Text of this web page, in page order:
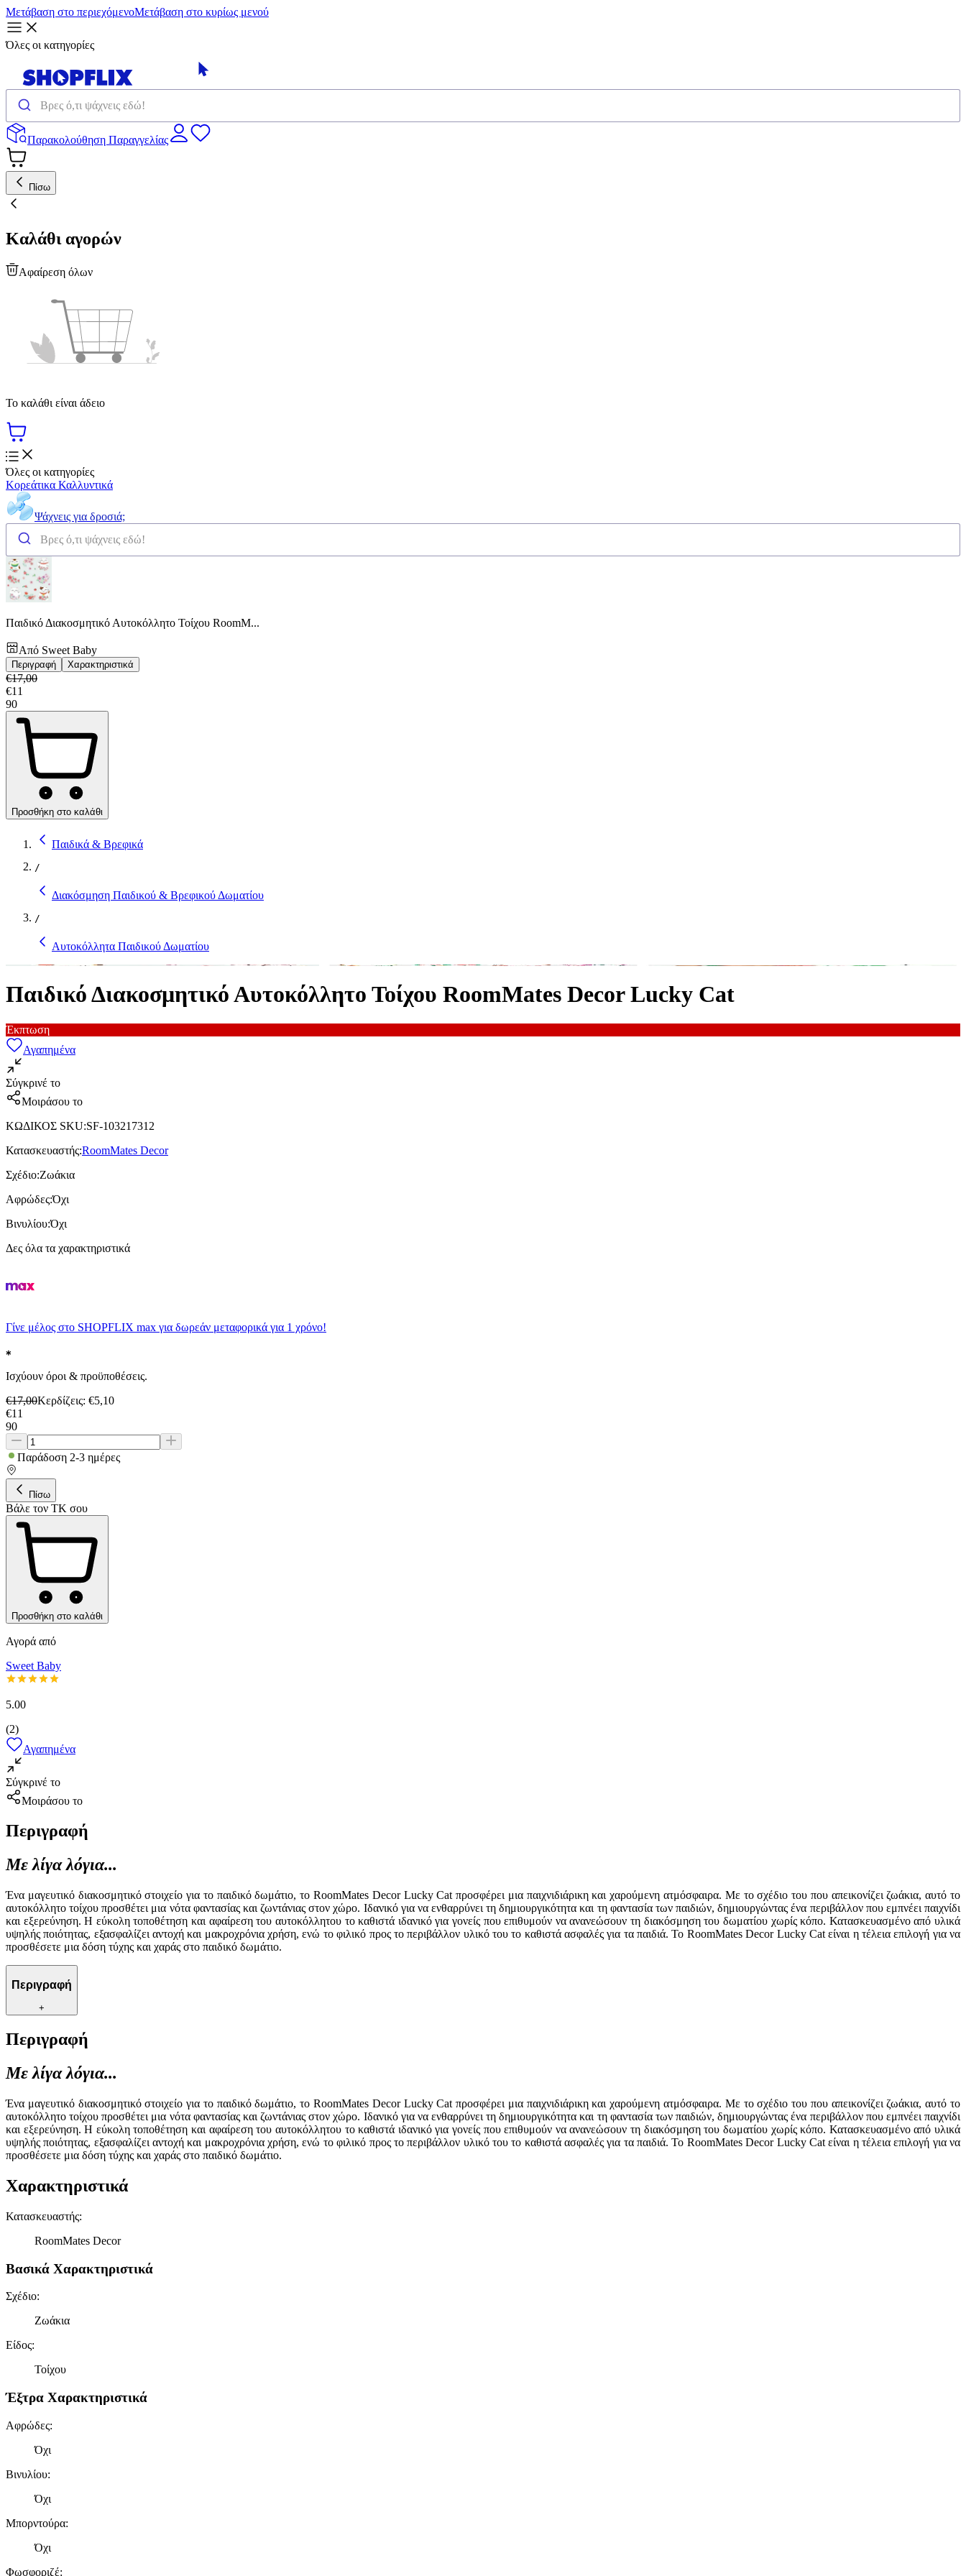
Μετάβαση στο περιεχόμενοΜετάβαση στο κυρίως μενού
Όλες οι κατηγορίες
Παρακολούθηση Παραγγελίας
Πίσω
Καλάθι αγορών
Αφαίρεση όλων
Το καλάθι είναι άδειο
Όλες οι κατηγορίες
Κορεάτικα Καλλυντικά
Ψάχνεις για δροσιά;
Παιδικό Διακοσμητικό Αυτοκόλλητο Τοίχου RoomM...
Από Sweet Baby
Περιγραφή Χαρακτηριστικά
€17,00
€11
90
Προσθήκη στο καλάθι
Παιδικά & Βρεφικά
/
Διακόσμηση Παιδικού & Βρεφικού Δωματίου
/
Αυτοκόλλητα Παιδικού Δωματίου
Παιδικό Διακοσμητικό Αυτοκόλλητο Τοίχου RoomMates Decor Lucky Cat
Έκπτωση
Αγαπημένα
Σύγκρινέ το
Μοιράσου το
ΚΩΔΙΚΟΣ SKU:SF-103217312
Κατασκευαστής:RoomMates Decor
Σχέδιο:Ζωάκια
Αφρώδες:Όχι
Βινυλίου:Όχι
Δες όλα τα χαρακτηριστικά
Γίνε μέλος στο SHOPFLIX max για δωρεάν μεταφορικά για 1 χρόνο!
Ισχύουν όροι & προϋποθέσεις.
€17,00Κερδίζεις: €5,10
€11
90
Παράδοση 2-3 ημέρες
Πίσω
Βάλε τον ΤΚ σου
Προσθήκη στο καλάθι
Αγορά από
Sweet Baby
5.00
(2)
Αγαπημένα
Σύγκρινέ το
Μοιράσου το
Περιγραφή
Με λίγα λόγια...
Ένα μαγευτικό διακοσμητικό στοιχείο για το παιδικό δωμάτιο, το RoomMates Decor Lucky Cat προσφέρει μια παιχνιδιάρικη και χαρούμενη ατμόσφαιρα. Με το σχέδιο του που απεικονίζει ζωάκια, αυτό το
αυτοκόλλητο τοίχου προσθέτει μια νότα φαντασίας και ζωντάνιας στον χώρο. Ιδανικό για να ενθαρρύνει τη δημιουργικότητα και τη φαντασία των παιδιών, δημιουργώντας ένα περιβάλλον που εμπνέει παιχνίδι
και εξερεύνηση. Η εύκολη τοποθέτηση και αφαίρεση του αυτοκόλλητου το καθιστά ιδανικό για γονείς που επιθυμούν να ανανεώσουν τη διακόσμηση του δωματίου χωρίς κόπο. Κατασκευασμένο από υλικά
υψηλής ποιότητας, εξασφαλίζει αντοχή και μακροχρόνια χρήση, ενώ το φιλικό προς το περιβάλλον υλικό του το καθιστά ασφαλές για τα παιδιά. Το RoomMates Decor Lucky Cat είναι η τέλεια επιλογή για να
προσθέσετε μια δόση τύχης και χαράς στο παιδικό δωμάτιο.
Περιγραφή
+
Περιγραφή
Με λίγα λόγια...
Ένα μαγευτικό διακοσμητικό στοιχείο για το παιδικό δωμάτιο, το RoomMates Decor Lucky Cat προσφέρει μια παιχνιδιάρικη και χαρούμενη ατμόσφαιρα. Με το σχέδιο του που απεικονίζει ζωάκια, αυτό το
αυτοκόλλητο τοίχου προσθέτει μια νότα φαντασίας και ζωντάνιας στον χώρο. Ιδανικό για να ενθαρρύνει τη δημιουργικότητα και τη φαντασία των παιδιών, δημιουργώντας ένα περιβάλλον που εμπνέει παιχνίδι
και εξερεύνηση. Η εύκολη τοποθέτηση και αφαίρεση του αυτοκόλλητου το καθιστά ιδανικό για γονείς που επιθυμούν να ανανεώσουν τη διακόσμηση του δωματίου χωρίς κόπο. Κατασκευασμένο από υλικά
υψηλής ποιότητας, εξασφαλίζει αντοχή και μακροχρόνια χρήση, ενώ το φιλικό προς το περιβάλλον υλικό του το καθιστά ασφαλές για τα παιδιά. Το RoomMates Decor Lucky Cat είναι η τέλεια επιλογή για να
προσθέσετε μια δόση τύχης και χαράς στο παιδικό δωμάτιο.
Χαρακτηριστικά
Κατασκευαστής:
RoomMates Decor
Βασικά Χαρακτηριστικά
Σχέδιο:
Ζωάκια
Είδος:
Τοίχου
Έξτρα Χαρακτηριστικά
Αφρώδες:
Όχι
Βινυλίου:
Όχι
Μπορντούρα:
Όχι
Φωσφοριζέ: